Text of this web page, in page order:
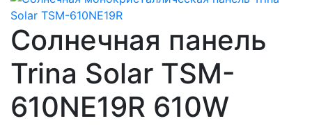
Солнечная панель
Trina Solar TSM-
610NE19R 610W